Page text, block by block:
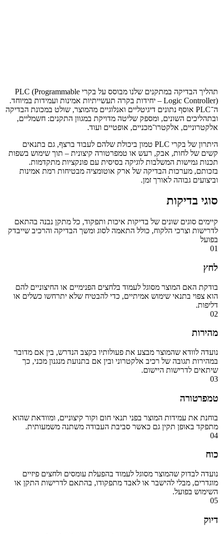
תהליך הבדיקה במתקנים שלנו מבוסס על בקרי PLC (Programmable
Logic Controller) – יחידות בקרה תעשייתיות אמינות ועמידות במיוחד.
ה־PLC אוסף נתונים דיגיטליים ואנלוגיים מהמוצר, שולט במכונת הבדיקה
ובתהליכים השונים, ומספק שליטה מדויקת במגוון התקנים: חשמליים,
אלקטרוניים, אלקטרו־מכניים, אופטיים ועוד.
היתרון של בקרי PLC טמון ביכולת שלהם לעבוד ברצף, גם בתנאים
קשים של לחות, אבק, רעש או טמפרטורה קיצונית – תוך שימוש בשפות
תכנות גמישות המשלבות לוגיקה בסיסית עם פונקציות מתקדמות.
בזכותם, מערכות הבדיקה של ארק אוטומציה מבטיחות רמת אמינות
וביצועים גבוהה לאורך זמן.
סוגי בדיקות
קיימים סוגים שונים של בדיקות איכות ותפקוד, כל מתקן נבנה בהתאם
לדרישות וצרכי הלקוח, כולל התאמה לסוג ומשך הבדיקה והרכיב שייבדק
בפועל
01
לחץ
בודקת האם המוצר מסוגל לעמוד בלחצים הפנימיים או החיצוניים להם
הוא צפוי בתנאי שימוש אמיתיים, כדי להבטיח שלא יתרחשו כשלים או
דליפות.
02
מהירות
נועדה לוודא שהמוצר מבצע את פעולותיו בקצב הנדרש, בין אם מדובר
במהירות תגובה של רכיב אלקטרוני ובין אם בתנועת מנגנון מכני, כך
שיתאים לדרישות היישום.
03
טמפרטורה
בוחנת את עמידות המוצר בפני תנאי חום וקור קיצוניים, ומוודאת שהוא
מתפקד באופן תקין גם כאשר סביבת העבודה משתנה משמעותית.
04
כוח
נועדה לבדוק שהמוצר מסוגל לעמוד בהפעלת עומסים ולחצים פיזיים
מוגדרים, מבלי להישבר או לאבד מתפקודו, בהתאם לדרישות התקן או
השימוש בפועל.
05
דיוק